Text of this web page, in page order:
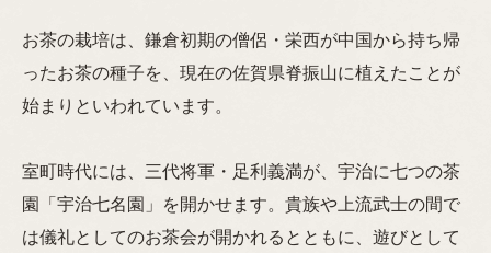
お茶の栽培は、鎌倉初期の僧侶・栄西が中国から持ち帰
ったお茶の種子を、現在の佐賀県脊振山に植えたことが
始まりといわれています。
室町時代には、三代将軍・足利義満が、宇治に七つの茶
園「宇治七名園」を開かせます。貴族や上流武士の間で
は儀礼としてのお茶会が開かれるとともに、遊びとして